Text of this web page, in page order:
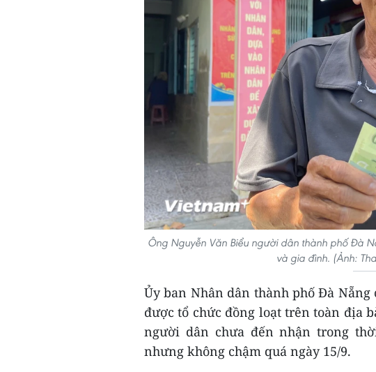
Ông Nguyễn Văn Biểu người dân thành phố Đà
và gia đình. (Ảnh:
Ủy ban Nhân dân thành phố Đà
được tổ chức đồng loạt trên toàn địa
người dân chưa đến nhận trong
nhưng không chậm quá ngày 15/9.